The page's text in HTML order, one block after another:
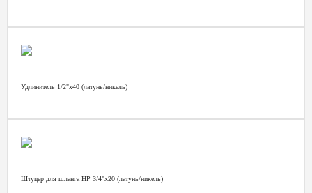
Удлинитель 1/2"х40 (латунь/никель)
Штуцер для шланга НР 3/4"х20 (латунь/никель)